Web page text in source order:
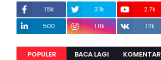
1.5k 3.1k
2.7k
500
1.8k 1.2k
POPULER BACA LAGI KOMENTAR